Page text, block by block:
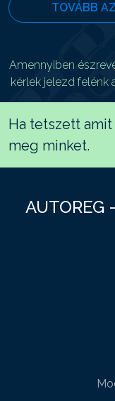
TOVÁBB
Amennyiben
kérlek jelezd felénk
Ha tetszett
meg minket.